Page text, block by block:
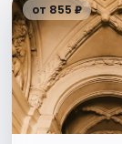
от 855 ₽